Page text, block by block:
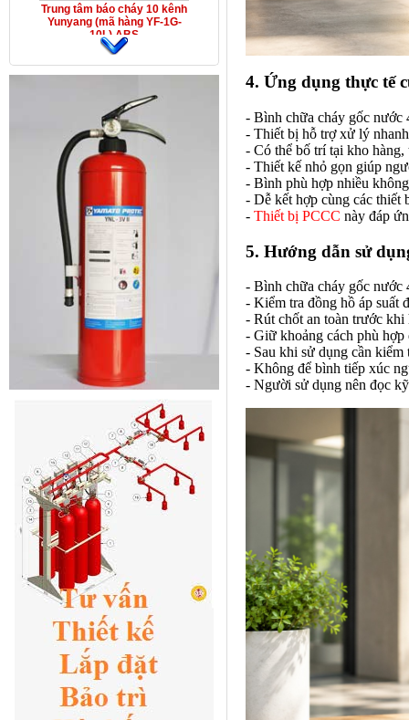
Trung tâm báo cháy 10 kênh
Yunyang (mã hàng YF-1G-
10L) ABS
4. Ứng dụng thực tế
- Bình chữa cháy gốc
- Thiết bị hỗ trợ xử lý
- Có thể bố trí tại kho
- Thiết kế nhỏ gọn giúp
- Bình phù hợp nhiều
- Dễ kết hợp cùng các thiết
- Thiết bị PCCC này đáp
5. Hướng dẫn sử
- Bình chữa cháy gốc nước
- Kiểm tra đồng hồ áp suất
- Rút chốt an toàn trước
- Giữ khoảng cách phù hợp
- Sau khi sử dụng cần
- Không để bình tiếp xúc
- Người sử dụng nên đọc